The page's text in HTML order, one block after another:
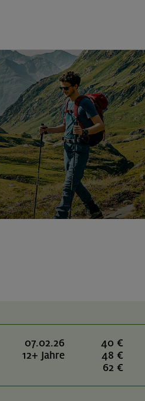
07.02.26
12+ Jahre
40 €
48 €
62 €